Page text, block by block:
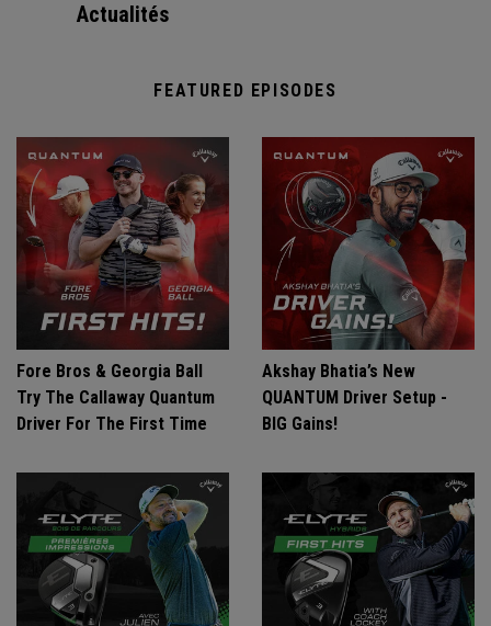
Actualités
FEATURED EPISODES
Fore Bros & Georgia Ball
Try The Callaway Quantum
Driver For The First Time
Akshay Bhatia’s New
QUANTUM Driver Setup -
BIG Gains!